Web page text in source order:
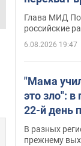
Украиной
Глава МИД
российские
6.08.2026 19:47
"Мама
это зло":
22-й день
массовые
В разных
прежнему